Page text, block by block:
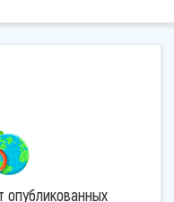
опубликованных